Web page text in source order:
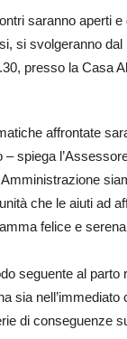
saranno aperti
si svolgeranno
presso la Casa
affrontate
– spiega
che le aiuti ad
felice e
seguente al
sia
di conseguenze